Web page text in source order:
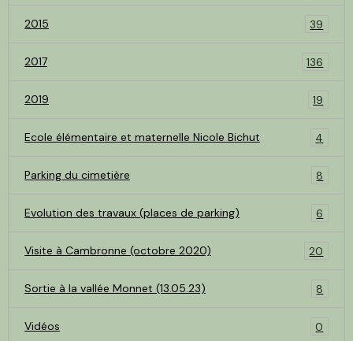
2015 39
2017 136
2019 19
Ecole élémentaire et maternelle Nicole Bichut 4
Parking du cimetière 8
Evolution des travaux (places de parking) 6
Visite à Cambronne (octobre 2020) 20
Sortie à la vallée Monnet (13.05.23) 8
Vidéos 0